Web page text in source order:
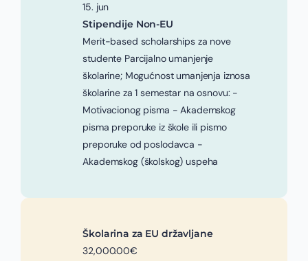
15. jun
Stipendije Non-EU
Merit-based scholarships za nove
studente Parcijalno umanjenje
školarine; Mogućnost umanjenja iznosa
školarine za 1 semestar na osnovu: -
Motivacionog pisma - Akademskog
pisma preporuke iz škole ili pismo
preporuke od poslodavca -
Akademskog (školskog) uspeha
Školarina za EU državljane
32,000.00€